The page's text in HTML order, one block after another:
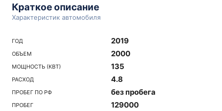
Краткое описание
Характеристик автомобиля
ГОД 2019
ОБЪЕМ 2000
МОЩНОСТЬ (КВТ) 135
РАСХОД 4.8
ПРОБЕГ ПО РФ без пробега
ПРОБЕГ 129000